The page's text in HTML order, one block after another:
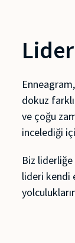
dokuz
ve çoğu
incelediği
Biz liderliğe
lideri kendi